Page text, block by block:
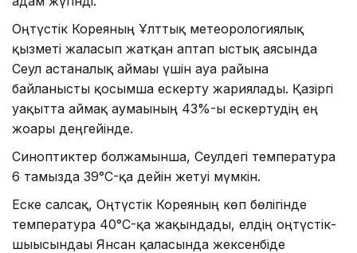
Оңтүстік Кореяның Ұлттық метеорологиялық
қызметі жалғасып жатқан аптап ыстық аясында
Сеул астаналық аймағы үшін ауа райына
байланысты қосымша ескерту жариялады. Қазіргі
уақытта аймақ аумағының 43%-ы ескертудің ең
жоғары деңгейінде.
Синоптиктер болжамынша, Сеулдегі температура
6 тамызда 39°C-қа дейін жетуі мүмкін.
Еске салсақ, Оңтүстік Кореяның көп бөлігінде
температура 40°C-қа жақындады, елдің оңтүстік-
шығысындағы Янсан қаласында жексенбіде